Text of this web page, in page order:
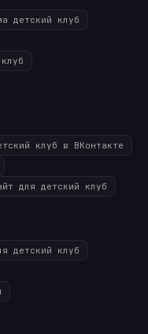
детский клуб
клуб в ВКонтакте
для детский клуб
детский клуб